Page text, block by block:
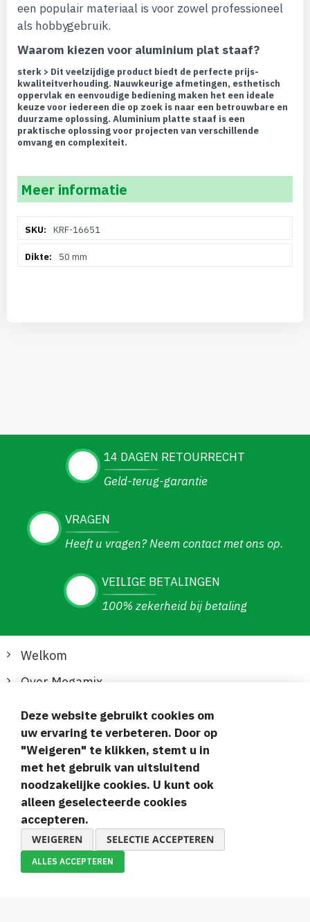
een populair materiaal is voor zowel professioneel
als hobbygebruik.
Waarom kiezen voor aluminium plat staaf?
sterk > Dit veelzijdige product biedt de perfecte prijs-
kwaliteitverhouding. Nauwkeurige afmetingen, esthetisch
oppervlak en eenvoudige bediening maken het een ideale
keuze voor iedereen die op zoek is naar een betrouwbare en
duurzame oplossing. Aluminium platte staaf is een
praktische oplossing voor projecten van verschillende
omvang en complexiteit.
Meer informatie
informatieKRF-16651
50 mm
14 DAGEN RETOURRECHT
Geld-terug-garantie
VRAGEN
Heeft u vragen? Neem contact met ons op.
VEILIGE BETALINGEN
100% zekerheid bij betaling
Welkom
Over Megamix
Informatie
Klantenservice
Veilige en gemakkelijke betalingen
Deze website gebruikt cookies om
uw ervaring te verbeteren. Door op
"Weigeren" te klikken, stemt u in
met het gebruik van uitsluitend
noodzakelijke cookies. U kunt ook
alleen geselecteerde cookies
accepteren.
WEIGEREN SELECTIE ACCEPTEREN
ALLES ACCEPTEREN